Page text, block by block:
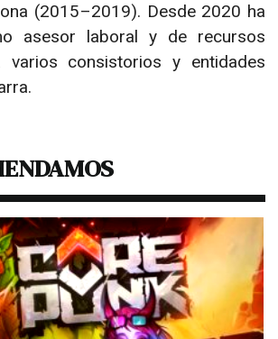
(2015–2019). Desde 2020 ha
asesor laboral y de recursos
varios consistorios y entidades